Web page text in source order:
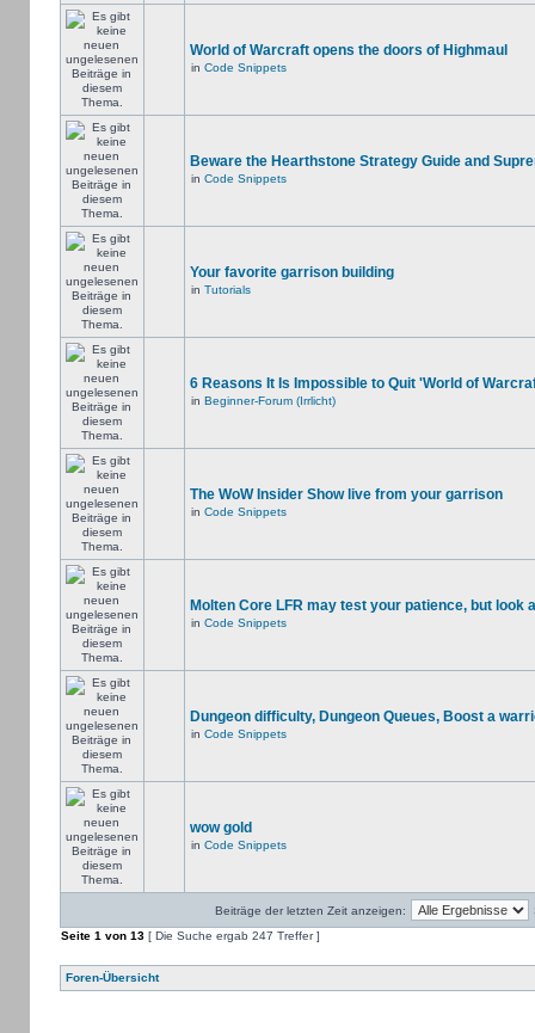
World of Warcraft opens the doors of Highmaul
in Code Snippets
Beware the Hearthstone Strategy Guide and
in Code Snippets
Your favorite garrison building
in Tutorials
6 Reasons It Is Impossible to Quit 'World of
in Beginner-Forum (Irrlicht)
The WoW Insider Show live from your garrison
in Code Snippets
Molten Core LFR may test your patience, but look
in Code Snippets
Dungeon difficulty, Dungeon Queues, Boost a
in Code Snippets
wow gold
in Code Snippets
Beiträge der letzten Zeit anzeigen:
Seite 1 von 13[ Die Suche ergab 247 Treffer ]
Foren-Übersicht